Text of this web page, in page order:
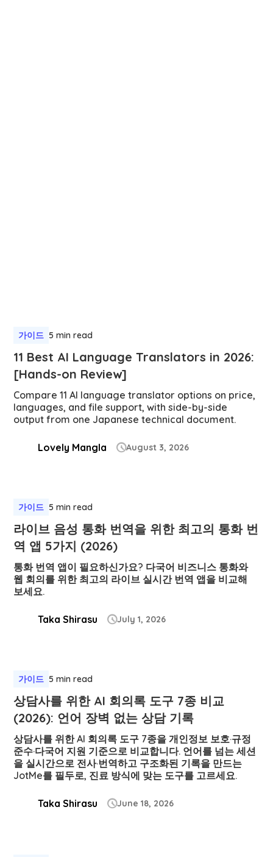
가이드 5 min read
11 Best AI Language Translators in 2026:
[Hands-on Review]
Compare 11 AI language translator options on price,
languages, and file support, with side-by-side
output from one Japanese technical document.
Lovely Mangla August 3, 2026
가이드 5 min read
라이브 음성 통화 번역을 위한 최고의 통화 번
역 앱 5가지 (2026)
통화 번역 앱이 필요하신가요? 다국어 비즈니스 통화와
웹 회의를 위한 최고의 라이브 실시간 번역 앱을 비교해
보세요.
Taka Shirasu July 1, 2026
가이드 5 min read
상담사를 위한 AI 회의록 도구 7종 비교
(2026): 언어 장벽 없는 상담 기록
상담사를 위한 AI 회의록 도구 7종을 개인정보 보호·규정
준수·다국어 지원 기준으로 비교합니다. 언어를 넘는 세션
을 실시간으로 전사·번역하고 구조화된 기록을 만드는
JotMe를 필두로, 진료 방식에 맞는 도구를 고르세요.
Taka Shirasu June 18, 2026